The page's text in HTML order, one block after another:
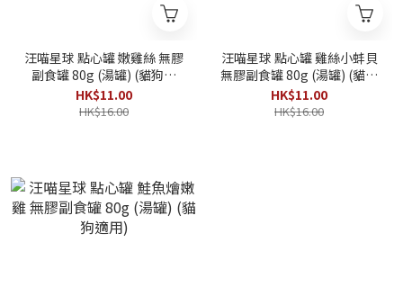
汪喵星球 點心罐 嫩雞絲 無膠
副食罐 80g (湯罐) (貓狗適
用)
HK$11.00
HK$16.00
汪喵星球 點心罐 雞絲小蚌貝
無膠副食罐 80g (湯罐) (貓狗
適用)
HK$11.00
HK$16.00